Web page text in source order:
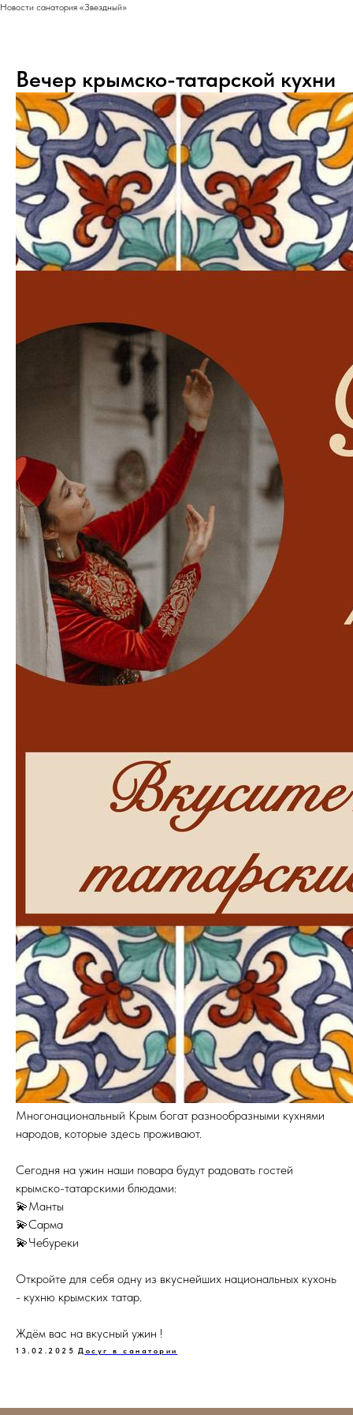
Новости санатория «Звездный»
Вечер крымско-татарской кухни
Многонациональный Крым богат разнообразными кухнями
народов, которые здесь проживают.
Сегодня на ужин наши повара будут радовать гостей
крымско-татарскими блюдами:
💫Манты
💫Сарма
💫Чебуреки
Откройте для себя одну из вкуснейших национальных кухонь
- кухню крымских татар.
Ждём вас на вкусный ужин !
13.02.2025 Досуг в санатории